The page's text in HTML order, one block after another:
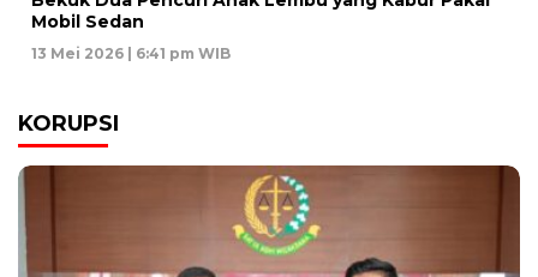
Mobil Sedan
13 Mei 2026 | 6:41 pm WIB
KORUPSI